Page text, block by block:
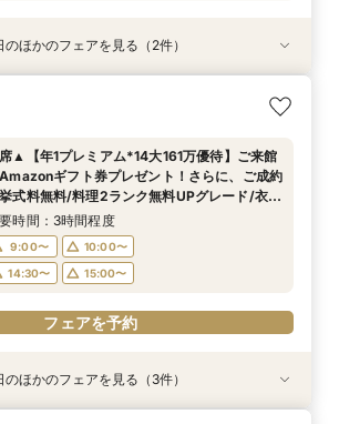
見学でも安心】気軽に見学◎結婚式準備ス
トフェア
14:00〜
16:00〜
17:00〜
フェアを予約
人数*おもてなし重視の方*必見】八坂の塔に
挙式×実際のご婚礼料理ハーフコース試食で
時間：3時間程度
11:00〜
14:00〜
16:00〜
17:00〜
フェアを予約
のほかのフェアを見る（2件）
▲【年1プレミアム*14大161万優待】ご来館
ギフト券プレゼント！さらに、ご成約
式料無料/料理2ランク無料UPグレード/衣裳
etc.年に1度のプレミアムフェア限定特典付
時間：3時間程度
9:00〜
10:00〜
14:30〜
15:00〜
フェアを予約
のほかのフェアを見る（3件）